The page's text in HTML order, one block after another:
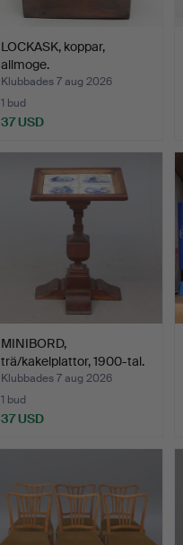
LOCKASK, koppar,
allmoge.
Klubbades 7 aug 2026
1 bud
37 USD
MINIBORD,
trä/kakelplattor, 1900-tal.
Klubbades 7 aug 2026
1 bud
37 USD